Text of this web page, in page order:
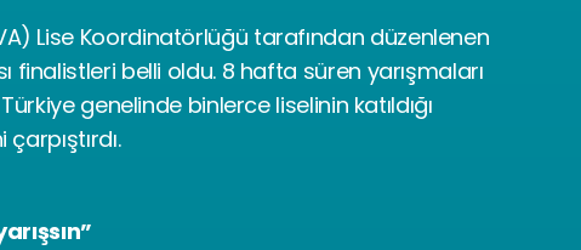
Lise Koordinatörlüğü tarafından düzenlenen
finalistleri belli oldu. 8 hafta süren yarışmaları
genelinde binlerce liselinin katıldığı